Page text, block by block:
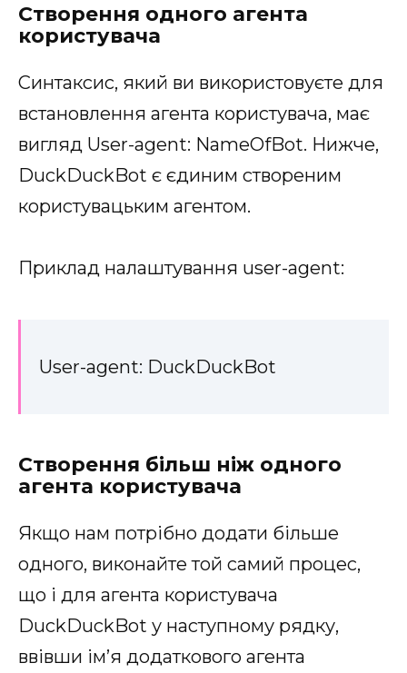
Створення одного агента
користувача
Синтаксис, який ви використовуєте для
встановлення агента користувача, має
вигляд User-agent: NameOfBot. Нижче,
DuckDuckBot є єдиним створеним
користувацьким агентом.
Приклад налаштування user-agent:
User-agent: DuckDuckBot
Створення більш ніж одного
агента користувача
Якщо нам потрібно додати більше
одного, виконайте той самий процес,
що і для агента користувача
DuckDuckBot у наступному рядку,
ввівши ім’я додаткового агента